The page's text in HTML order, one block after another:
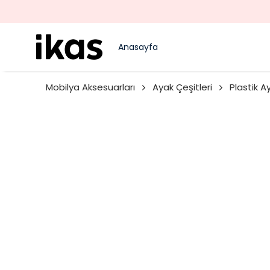
Anasayfa
Mobilya Aksesuarları Ayak Çeşitleri Plastik